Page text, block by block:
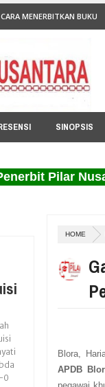
CARA MENERBITKAN BUKU
SINOPSIS
Pilar
HOME
Blora,
APDB
0